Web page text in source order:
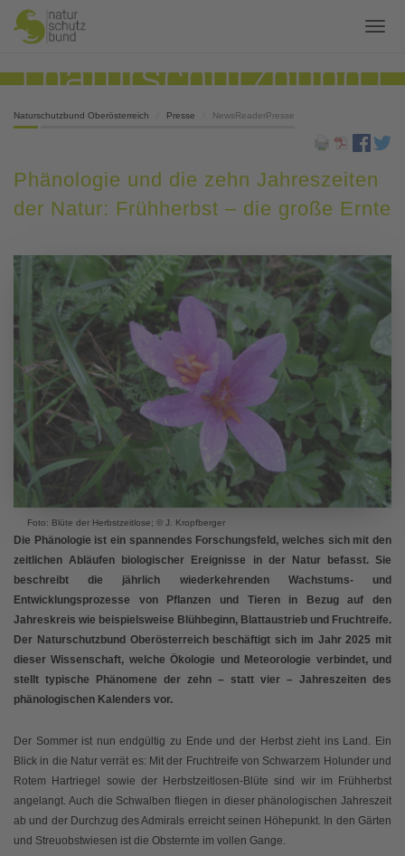
Naturschutzbund Oberösterreich Presse NewsReaderPresse
Phänologie und die zehn Jahreszeiten
der Natur: Frühherbst – die große Ernte
Foto: Blüte der Herbstzeitlose; © J. Kropfberger
Die Phänologie ist ein spannendes Forschungsfeld, welches sich mit den
zeitlichen Abläufen biologischer Ereignisse in der Natur befasst. Sie
beschreibt die jährlich wiederkehrenden Wachstums- und
Entwicklungsprozesse von Pflanzen und Tieren in Bezug auf den
Jahreskreis wie beispielsweise Blühbeginn, Blattaustrieb und Fruchtreife.
Der Naturschutzbund Oberösterreich beschäftigt sich im Jahr 2025 mit
dieser Wissenschaft, welche Ökologie und Meteorologie verbindet, und
stellt typische Phänomene der zehn – statt vier – Jahreszeiten des
phänologischen Kalenders vor.
Der Sommer ist nun endgültig zu Ende und der Herbst zieht ins Land. Ein
Blick in die Natur verrät es: Mit der Fruchtreife von Schwarzem Holunder und
Rotem Hartriegel sowie der Herbstzeitlosen-Blüte sind wir im Frühherbst
angelangt. Auch die Schwalben fliegen in dieser phänologischen Jahreszeit
ab und der Durchzug des Admirals erreicht seinen Höhepunkt. In den Gärten
und Streuobstwiesen ist die Obsternte im vollen Gange.